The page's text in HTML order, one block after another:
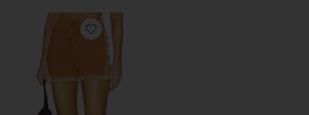
Favorite VADELLA 반바지